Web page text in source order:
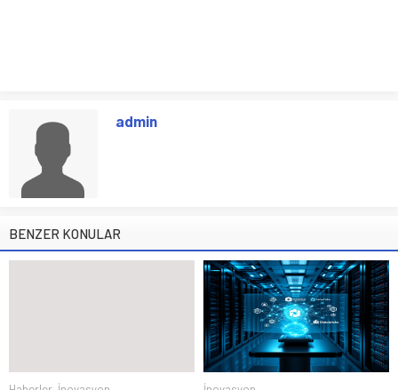
admin
BENZER KONULAR